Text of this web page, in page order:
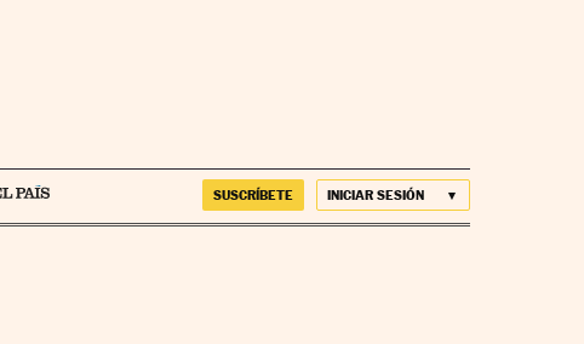
SUSCRÍBETE INICIAR SESIÓN